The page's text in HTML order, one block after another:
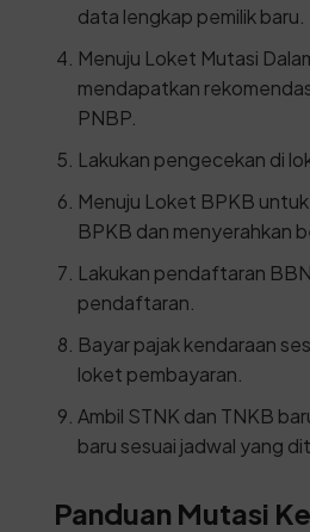
data lengkap pemilik baru.
Menuju Loket Mutasi
mendapatkan
PNBP.
Lakukan pengecekan di
Menuju Loket BPKB
BPKB dan menyerahkan
Lakukan pendaftaran
pendaftaran.
Bayar pajak kendaraan
loket pembayaran.
Ambil STNK dan TNKB
baru sesuai jadwal yang
Panduan Mutasi